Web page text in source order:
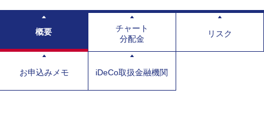
概要
チャート
分配金
リスク
お申込みメモ iDeCo取扱金融機関